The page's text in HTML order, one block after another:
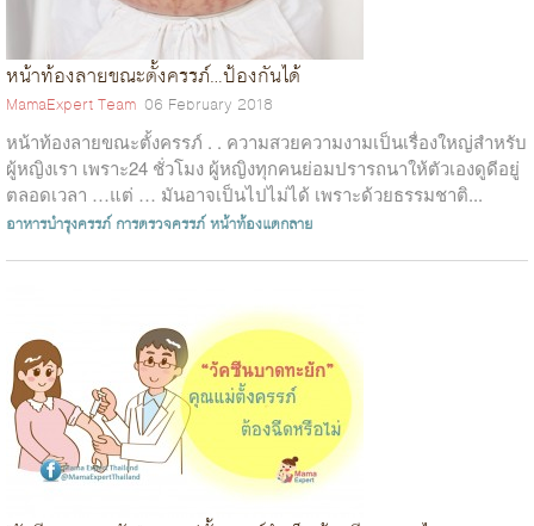
หน้าท้องลายขณะตั้งครรภ์…ป้องกันได้
MamaExpert Team 06 February 2018
หน้าท้องลายขณะตั้งครรภ์ . . ความสวยความงามเป็นเรื่องใหญ่สำหรับ
ผู้หญิงเรา เพราะ24 ชั่วโมง ผู้หญิงทุกคนย่อมปรารถนาให้ตัวเองดูดีอยู่
ตลอดเวลา …แต่ … มันอาจเป็นไปไม่ได้ เพราะด้วยธรรมชาติ...
อาหารบำรุงครรภ์ การตรวจครรภ์หน้าท้องแตกลาย